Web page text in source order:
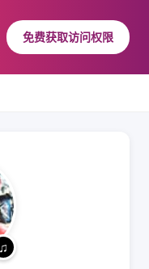
免费获取访问权限